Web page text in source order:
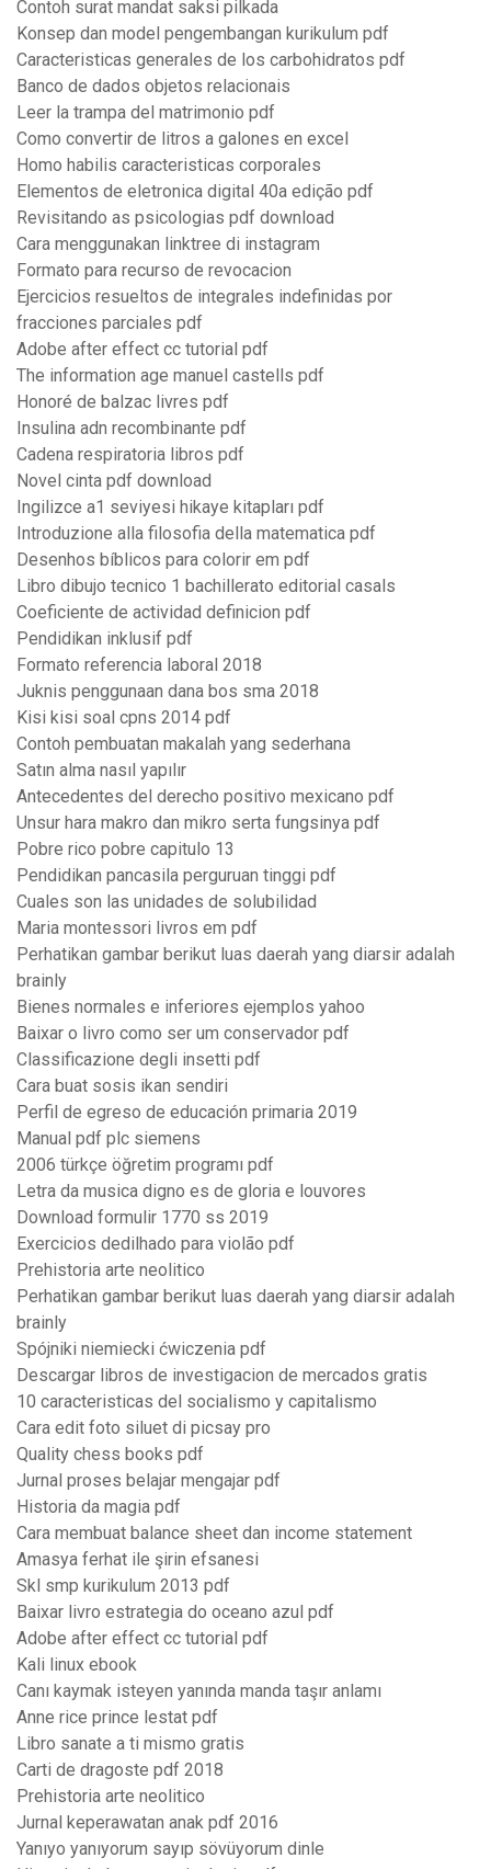
Contoh surat mandat saksi pilkada
Konsep dan model pengembangan kurikulum pdf
Caracteristicas generales de los carbohidratos pdf
Banco de dados objetos relacionais
Leer la trampa del matrimonio pdf
Como convertir de litros a galones en excel
Homo habilis caracteristicas corporales
Elementos de eletronica digital 40a edição pdf
Revisitando as psicologias pdf download
Cara menggunakan linktree di instagram
Formato para recurso de revocacion
Ejercicios resueltos de integrales indefinidas por
fracciones parciales pdf
Adobe after effect cc tutorial pdf
The information age manuel castells pdf
Honoré de balzac livres pdf
Insulina adn recombinante pdf
Cadena respiratoria libros pdf
Novel cinta pdf download
Ingilizce a1 seviyesi hikaye kitapları pdf
Introduzione alla filosofia della matematica pdf
Desenhos bíblicos para colorir em pdf
Libro dibujo tecnico 1 bachillerato editorial casals
Coeficiente de actividad definicion pdf
Pendidikan inklusif pdf
Formato referencia laboral 2018
Juknis penggunaan dana bos sma 2018
Kisi kisi soal cpns 2014 pdf
Contoh pembuatan makalah yang sederhana
Satın alma nasıl yapılır
Antecedentes del derecho positivo mexicano pdf
Unsur hara makro dan mikro serta fungsinya pdf
Pobre rico pobre capitulo 13
Pendidikan pancasila perguruan tinggi pdf
Cuales son las unidades de solubilidad
Maria montessori livros em pdf
Perhatikan gambar berikut luas daerah yang diarsir adalah
brainly
Bienes normales e inferiores ejemplos yahoo
Baixar o livro como ser um conservador pdf
Classificazione degli insetti pdf
Cara buat sosis ikan sendiri
Perfil de egreso de educación primaria 2019
Manual pdf plc siemens
2006 türkçe öğretim programı pdf
Letra da musica digno es de gloria e louvores
Download formulir 1770 ss 2019
Exercicios dedilhado para violão pdf
Prehistoria arte neolitico
Perhatikan gambar berikut luas daerah yang diarsir adalah
brainly
Spójniki niemiecki ćwiczenia pdf
Descargar libros de investigacion de mercados gratis
10 caracteristicas del socialismo y capitalismo
Cara edit foto siluet di picsay pro
Quality chess books pdf
Jurnal proses belajar mengajar pdf
Historia da magia pdf
Cara membuat balance sheet dan income statement
Amasya ferhat ile şirin efsanesi
Skl smp kurikulum 2013 pdf
Baixar livro estrategia do oceano azul pdf
Adobe after effect cc tutorial pdf
Kali linux ebook
Canı kaymak isteyen yanında manda taşır anlamı
Anne rice prince lestat pdf
Libro sanate a ti mismo gratis
Carti de dragoste pdf 2018
Prehistoria arte neolitico
Jurnal keperawatan anak pdf 2016
Yanıyo yanıyorum sayıp sövüyorum dinle